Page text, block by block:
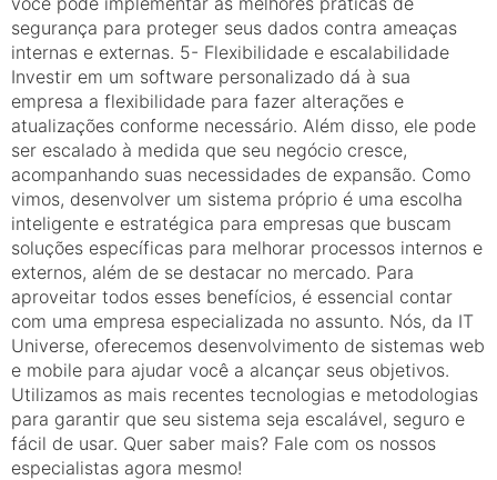
segurança para proteger seus dados contra ameaças
internas e externas. 5- Flexibilidade e escalabilidade
Investir em um software personalizado dá à sua
empresa a flexibilidade para fazer alterações e
atualizações conforme necessário. Além disso, ele pode
ser escalado à medida que seu negócio cresce,
acompanhando suas necessidades de expansão. Como
vimos, desenvolver um sistema próprio é uma escolha
inteligente e estratégica para empresas que buscam
soluções específicas para melhorar processos internos e
externos, além de se destacar no mercado. Para
aproveitar todos esses benefícios, é essencial contar
com uma empresa especializada no assunto. Nós, da IT
Universe, oferecemos desenvolvimento de sistemas web
e mobile para ajudar você a alcançar seus objetivos.
Utilizamos as mais recentes tecnologias e metodologias
para garantir que seu sistema seja escalável, seguro e
fácil de usar. Quer saber mais? Fale com os nossos
especialistas agora mesmo!